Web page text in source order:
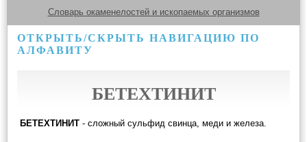
Словарь окаменелостей и ископаемых организмов
ОТКРЫТЬ/СКРЫТЬ НАВИГАЦИЮ ПО
АЛФАВИТУ
БЕТЕХТИНИТ
БЕТЕХТИНИТ - сложный сульфид свинца, меди и железа.